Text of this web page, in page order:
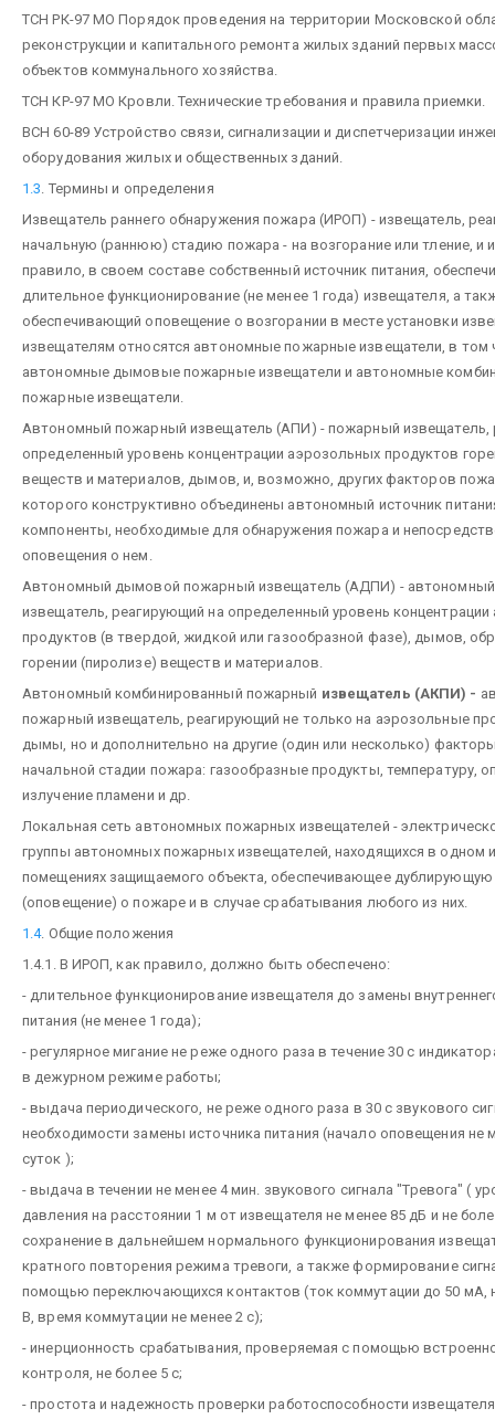
ТСН РК-97 МО Порядок проведения на территории Московской
реконструкции и капитального ремонта жилых зданий первых
объектов коммунального хозяйства.
ТСН КР-97 МО Кровли. Технические требования и правила приемки.
ВСН 60-89 Устройство связи, сигнализации и диспетчеризации
оборудования жилых и общественных зданий.
1.3 . Термины и определения
Извещатель раннего обнаружения пожара (ИРОП) - извещатель,
начальную (раннюю) стадию пожара - на возгорание или тление, и
правило, в своем составе собственный источник питания,
длительное функционирование (не менее 1 года) извещателя, а
обеспечивающий оповещение о возгорании в месте установки
извещателям относятся автономные пожарные извещатели, в том
автономные дымовые пожарные извещатели и автономные
пожарные извещатели.
Автономный пожарный извещатель (АПИ) - пожарный извещатель,
определенный уровень концентрации аэрозольных продуктов
веществ и материалов, дымов, и, возможно, других факторов
которого конструктивно объединены автономный источник
компоненты, необходимые для обнаружения пожара и
оповещения о нем.
Автономный дымовой пожарный извещатель (АДПИ) -
извещатель, реагирующий на определенный уровень
продуктов (в твердой, жидкой или газообразной фазе), дымов,
горении (пиролизе) веществ и материалов.
Автономный комбинированный пожарный извещатель (АКПИ) -
пожарный извещатель, реагирующий не только на аэрозольные
дымы, но и дополнительно на другие (один или несколько)
начальной стадии пожара: газообразные продукты, температуру,
излучение пламени и др.
Локальная сеть автономных пожарных извещателей -
группы автономных пожарных извещателей, находящихся в одном
помещениях защищаемого объекта, обеспечивающее дублирующую
(оповещение) о пожаре и в случае срабатывания любого из них.
1.4. Общие положения
1.4.1. В ИРОП, как правило, должно быть обеспечено:
- длительное функционирование извещателя до замены
питания (не менее 1 года);
- регулярное мигание не реже одного раза в течение 30 с
в дежурном режиме работы;
- выдача периодического, не реже одного раза в 30 с звукового
необходимости замены источника питания (начало оповещения не
суток );
- выдача в течении не менее 4 мин. звукового сигнала "Тревога" (
давления на расстоянии 1 м от извещателя не менее 85 дБ и не
сохранение в дальнейшем нормального функционирования
кратного повторения режима тревоги, а также формирование
помощью переключающихся контактов (ток коммутации до 50 мА,
В, время коммутации не менее 2 с);
- инерционность срабатывания, проверяемая с помощью
контроля, не более 5 с;
- простота и надежность проверки работоспособности